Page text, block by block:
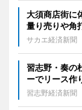
大須商店街に
量り売りや角
サカエ経済新聞
習志野・奏の
ーでリース作
習志野経済新聞